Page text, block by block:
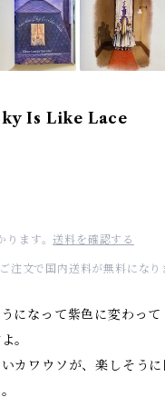
Is Like Lace
ります。送料を確認する
注文で国内送料が無料になり
になって紫色に変わって
。
カワウソが、楽しそう